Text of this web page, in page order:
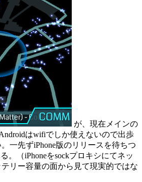
が、現在メインの
はwifiでしか使えないので出歩
一先ずiPhone版のリリースを待ちつ
。（iPhoneをsockプロキシにてネッ
テリー容量の面から見て現実的ではな